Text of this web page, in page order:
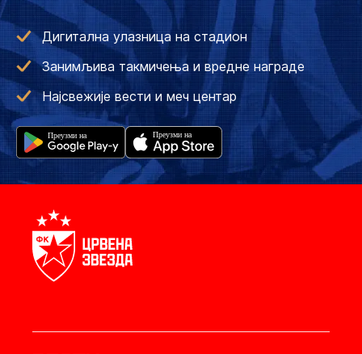
Дигитална улазница на стадион
Занимљива такмичења и вредне награде
Најсвежије вести и меч центар